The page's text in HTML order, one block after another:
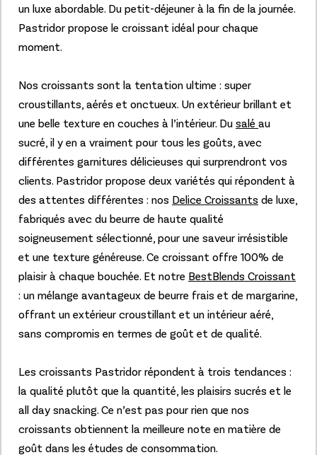
un luxe abordable. Du petit-déjeuner à la fin de la journée.
Pastridor propose le croissant idéal pour chaque
moment.
Nos croissants sont la tentation ultime : super
croustillants, aérés et onctueux. Un extérieur brillant et
une belle texture en couches à l’intérieur. Du salé au
sucré, il y en a vraiment pour tous les goûts, avec
différentes garnitures délicieuses qui surprendront vos
clients. Pastridor propose deux variétés qui répondent à
des attentes différentes : nos Delice Croissants de luxe,
fabriqués avec du beurre de haute qualité
soigneusement sélectionné, pour une saveur irrésistible
et une texture généreuse. Ce croissant offre 100% de
plaisir à chaque bouchée. Et notre BestBlends Croissant
: un mélange avantageux de beurre frais et de margarine,
offrant un extérieur croustillant et un intérieur aéré,
sans compromis en termes de goût et de qualité.
Les croissants Pastridor répondent à trois tendances :
la qualité plutôt que la quantité, les plaisirs sucrés et le
all day snacking. Ce n’est pas pour rien que nos
croissants obtiennent la meilleure note en matière de
goût dans les études de consommation.